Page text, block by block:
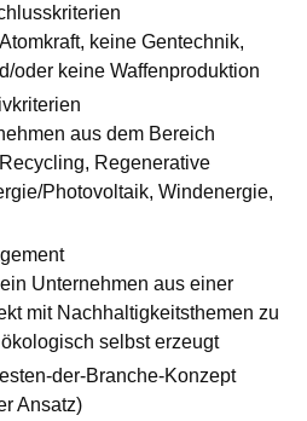
keine Gentechnik,
oder keine Waffenproduktion
aus dem Bereich
Regenerative
Photovoltaik, Windenergie,
Unternehmen aus einer
mit Nachhaltigkeitsthemen zu
selbst erzeugt
der-Branche-Konzept
Ansatz)